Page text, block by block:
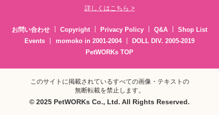
詳しくはこちら >
お問い合わせ Copyright Privacy Policy Q&A
Shop List
Events
momoko in 2001-2004
DOLL DIV. 2005-2019
PetWORKs TOP
このサイトに掲載されているすべての画像・テキストの
無断転載を禁止します。
© 2025 PetWORKs Co., Ltd. All Rights Reserved.